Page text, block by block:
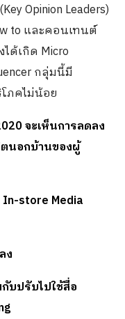
Opinion Leaders)
to และคอนเทนต์
ด้เกิด Micro
กลุ่มนี้มี
ภคไม่น้อย
จะเห็นการลดลง
นอกบ้านของผู้
store Media
ง
บปรับไปใช้สื่อ